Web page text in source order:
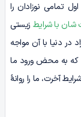
تمامی نوزادان را
شان با شرایط زیستی
در دنیا با آن مواجه
که به محض ورود ما
آخرت، ما را روانۀ